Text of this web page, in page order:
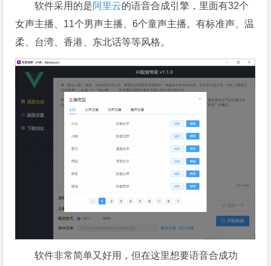
软件采用的是阿里云的语音合成引擎，里面有32个
女声主播、11个男声主播、6个童声主播。有标准声、温
柔、台湾、香港、东北话等等风格。
软件非常简单又好用，但在这里想要语音合成功